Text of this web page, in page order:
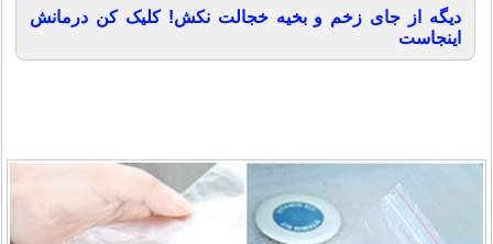
دیگه از جای زخم و بخیه خجالت نکش! کلیک کن درمانش
اینجاست